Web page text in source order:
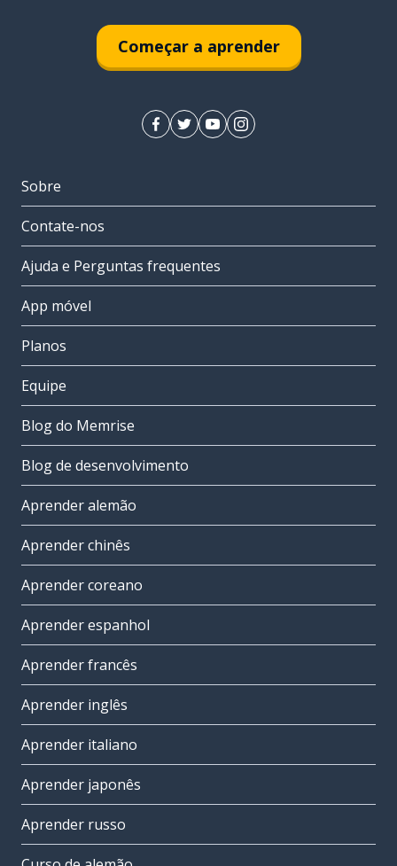
Começar a aprender
Sobre
Contate-nos
Ajuda e Perguntas frequentes
App móvel
Planos
Equipe
Blog do Memrise
Blog de desenvolvimento
Aprender alemão
Aprender chinês
Aprender coreano
Aprender espanhol
Aprender francês
Aprender inglês
Aprender italiano
Aprender japonês
Aprender russo